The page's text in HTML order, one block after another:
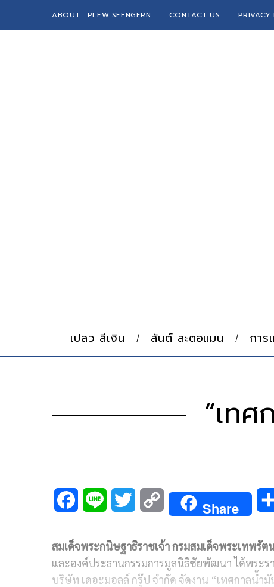
ABOUT : PLEW SEENGERN CONTACT US
เปลว สีเงิน สันต์ สะตอแมน การ
“เท
c
e
n
e
i
t
p
y
Share
สมเด็จพระกนิษฐาธิราชเจ้า กรมสมเด็จพระเทพรั
และองค์ประธานกรรมการมูลนิธิชัยพัฒนา ได้พร
บริษัท เดอะมอลล์ กรุ๊ป จำกัด จัดงาน “เทศกาลน้